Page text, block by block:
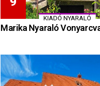
KIADÓ NYARALÓ
Marika Nyaraló